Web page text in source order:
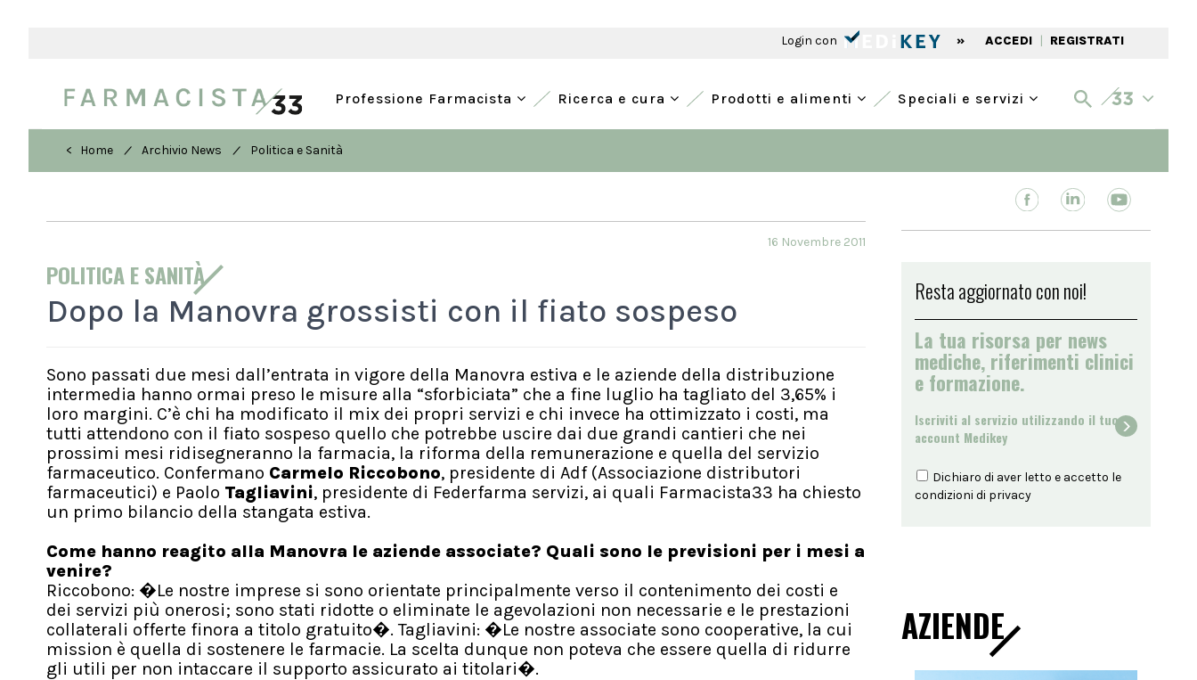
Login con » ACCEDI | REGISTRATI
Professione Farmacista Ricerca e cura Prodotti e alimenti Speciali e servizi
< Home / Archivio News / Politica e Sanità
POLITICA E SANITÀ
16 Novembre 2011
Dopo la Manovra grossisti con il fiato sospeso
Sono passati due mesi dall’entrata in vigore della Manovra estiva e le aziende della distribuzione
intermedia hanno ormai preso le misure alla “sforbiciata” che a fine luglio ha tagliato del 3,65% i
loro margini. C’è chi ha modificato il mix dei propri servizi e chi invece ha ottimizzato i costi, ma
tutti attendono con il fiato sospeso quello che potrebbe uscire dai due grandi cantieri che nei
prossimi mesi ridisegneranno la farmacia, la riforma della remunerazione e quella del servizio
farmaceutico. Confermano Carmelo Riccobono, presidente di Adf (Associazione distributori
farmaceutici) e Paolo Tagliavini, presidente di Federfarma servizi, ai quali Farmacista33 ha chiesto
un primo bilancio della stangata estiva.
Come hanno reagito alla Manovra le aziende associate? Quali sono le previsioni per i mesi a
venire?
Riccobono: �Le nostre imprese si sono orientate principalmente verso il contenimento dei costi e
dei servizi più onerosi; sono stati ridotte o eliminate le agevolazioni non necessarie e le prestazioni
collaterali offerte finora a titolo gratuito�. Tagliavini: �Le nostre associate sono cooperative, la cui
mission è quella di sostenere le farmacie. La scelta dunque non poteva che essere quella di ridurre
gli utili per non intaccare il supporto assicurato ai titolari�.
Resta aggiornato con noi!
La tua risorsa per news
mediche, riferimenti clinici
e formazione.
Iscriviti al servizio utilizzando il tuo
account Medikey
Dichiaro di aver letto e accetto le
condizioni di privacy
AZIENDE